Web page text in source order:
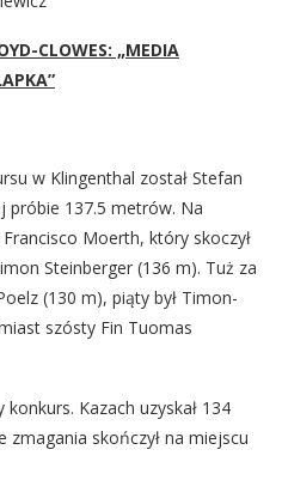
CLOWES: „MEDIA
w Klingenthal został Stefan
próbie 137.5 metrów. Na
Moerth, który skoczył
Steinberger (136 m). Tuż za
(130 m), piąty był Timon-
szósty Fin Tuomas
Kazach uzyskał 134
skończył na miejscu